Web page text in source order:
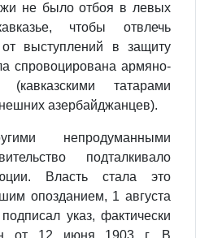
не было отбоя в левых
чтобы отвлечь
выступлений в защиту
спровоцирована армяно-
(кавказскими татарами
азербайджанцев).
непродуманными
подталкивало
Власть стала это
опозданием, 1 августа
указ, фактически
от 12 июня 1903 г. В